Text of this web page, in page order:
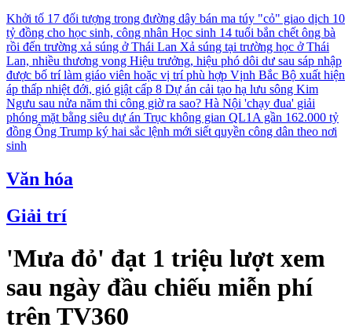
Khởi tố 17 đối tượng trong đường dây bán ma túy "cỏ" giao dịch 10
tỷ đồng cho học sinh, công nhân Học sinh 14 tuổi bắn chết ông bà
rồi đến trường xả súng ở Thái Lan Xả súng tại trường học ở Thái
Lan, nhiều thương vong Hiệu trưởng, hiệu phó dôi dư sau sáp nhập
được bố trí làm giáo viên hoặc vị trí phù hợp Vịnh Bắc Bộ xuất hiện
áp thấp nhiệt đới, gió giật cấp 8 Dự án cải tạo hạ lưu sông Kim
Ngưu sau nửa năm thi công giờ ra sao? Hà Nội 'chạy đua' giải
phóng mặt bằng siêu dự án Trục không gian QL1A gần 162.000 tỷ
đồng Ông Trump ký hai sắc lệnh mới siết quyền công dân theo nơi
sinh
Văn hóa
Giải trí
'Mưa đỏ' đạt 1 triệu lượt xem
sau ngày đầu chiếu miễn phí
trên TV360